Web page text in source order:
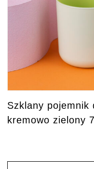
Szklany pojemnik
kremowo zielony